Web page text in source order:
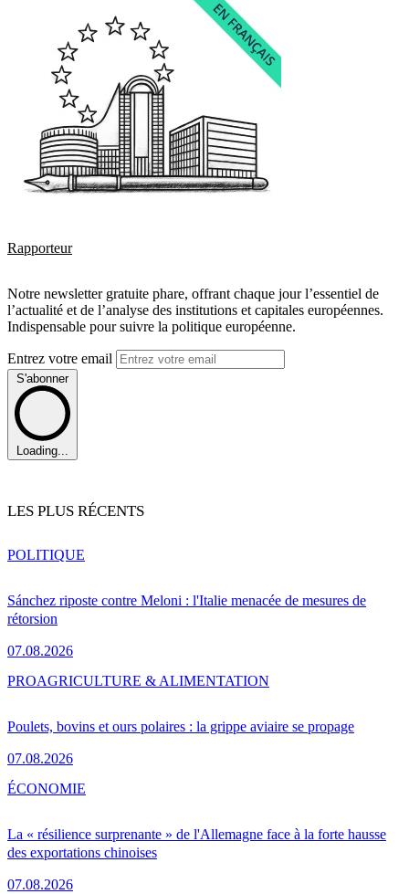
Rapporteur
Notre newsletter gratuite phare, offrant chaque jour l’essentiel de
l’actualité et de l’analyse des institutions et capitales européennes.
Indispensable pour suivre la politique européenne.
Entrez votre email
S'abonner
Loading...
LES PLUS RÉCENTS
Sánchez riposte contre Meloni : l'Italie menacée de mesures de
rétorsion
07.08.2026
POLITIQUE
Poulets, bovins et ours polaires : la grippe aviaire se propage
07.08.2026
PROAGRICULTURE & ALIMENTATION
La « résilience surprenante » de l'Allemagne face à la forte hausse
des exportations chinoises
07.08.2026
ÉCONOMIE